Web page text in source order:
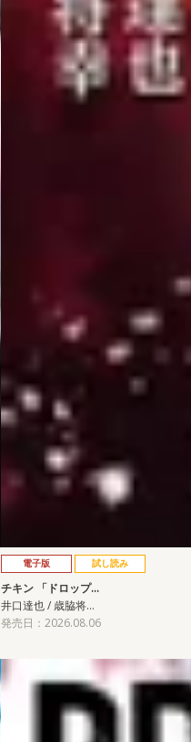
電子版 試し読み
チキン 「ドロップ…
井口達也 / 歳脇将…
発売日：2026.08.06